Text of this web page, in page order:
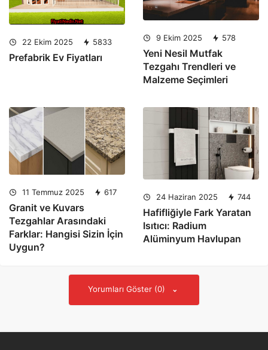
22 Ekim 2025 5833
Prefabrik Ev Fiyatları
9 Ekim 2025 578
Yeni Nesil Mutfak
Tezgahı Trendleri ve
Malzeme Seçimleri
11 Temmuz 2025 617
Granit ve Kuvars
Tezgahlar Arasındaki
Farklar: Hangisi Sizin İçin
Uygun?
24 Haziran 2025 744
Hafifliğiyle Fark Yaratan
Isıtıcı: Radium
Alüminyum Havlupan
Yorumları Göster (0)